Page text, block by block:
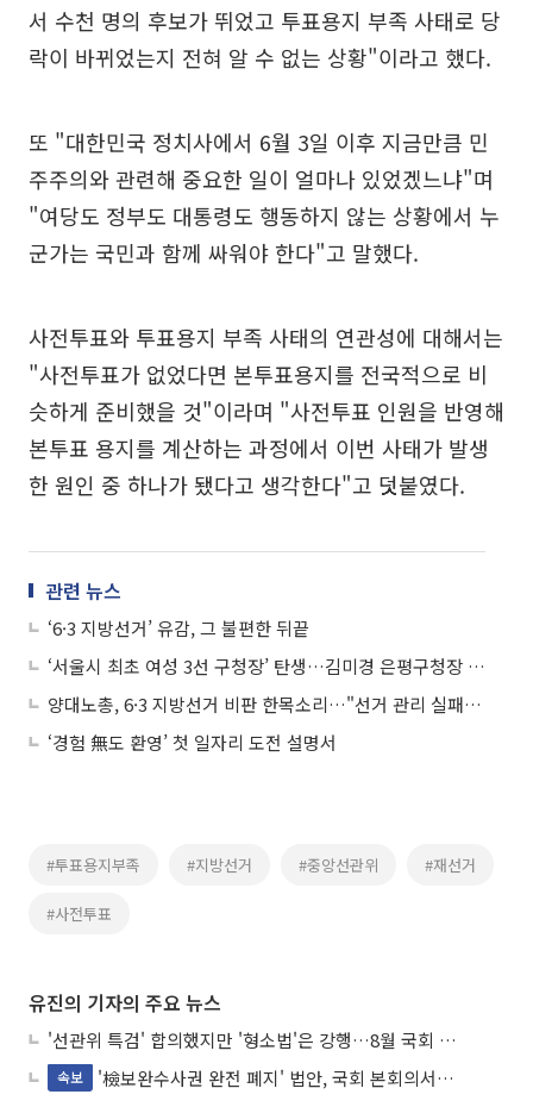
서 수천 명의 후보가 뛰었고 투표용지 부족 사태로 당
락이 바뀌었는지 전혀 알 수 없는 상황"이라고 했다.
또 "대한민국 정치사에서 6월 3일 이후 지금만큼 민
주주의와 관련해 중요한 일이 얼마나 있었겠느냐"며
"여당도 정부도 대통령도 행동하지 않는 상황에서 누
군가는 국민과 함께 싸워야 한다"고 말했다.
사전투표와 투표용지 부족 사태의 연관성에 대해서는
"사전투표가 없었다면 본투표용지를 전국적으로 비
슷하게 준비했을 것"이라며 "사전투표 인원을 반영해
본투표 용지를 계산하는 과정에서 이번 사태가 발생
한 원인 중 하나가 됐다고 생각한다"고 덧붙였다.
관련 뉴스
‘6·3 지방선거’ 유감, 그 불편한 뒤끝
‘서울시 최초 여성 3선 구청장’ 탄생…김미경 은평구청장 공식 구정 복귀
양대노총, 6·3 지방선거 비판 한목소리…"선거 관리 실패·노동 의제 실종"
‘경험 無도 환영’ 첫 일자리 도전 설명서
#투표용지부족 #지방선거 #중앙선관위 #재선거
#사전투표
유진의 기자의 주요 뉴스
'선관위 특검' 합의했지만 '형소법'은 강행…8월 국회 '입법 2차전' 예고
속보
'檢보완수사권 완전 폐지' 법안, 국회 본회의서 민주당 주도 통과